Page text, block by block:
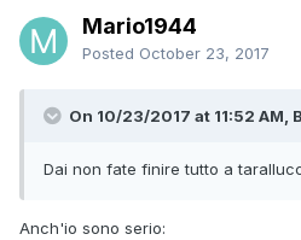
Mario1944
Posted October 23, 2017
On 10/23/2017 at 11:52 AM,
Dai non fate finire tutto a
Anch'io sono serio: